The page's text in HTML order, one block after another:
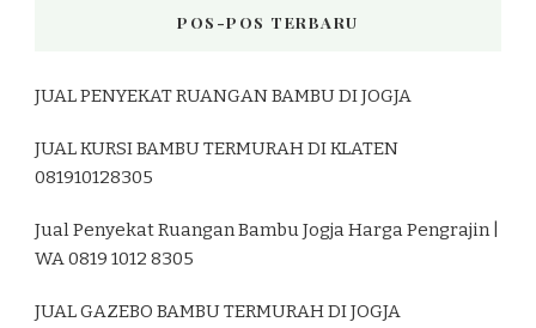
POS-POS TERBARU
JUAL PENYEKAT RUANGAN BAMBU DI JOGJA
JUAL KURSI BAMBU TERMURAH DI KLATEN
081910128305
Jual Penyekat Ruangan Bambu Jogja Harga Pengrajin |
WA 0819 1012 8305
JUAL GAZEBO BAMBU TERMURAH DI JOGJA